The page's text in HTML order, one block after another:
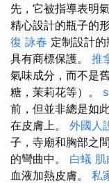
先，它被指導表明
精心設計的瓶子的
復 詠春 定制設計
具有商標保護。 推
氣味成分，而不是
糖，茉莉花等）。
前，但並非總是如
在皮膚上。 外國人
子，寺廟和胸部之
的彎曲中。 白蟻 肌
血液加熱皮膚。 私